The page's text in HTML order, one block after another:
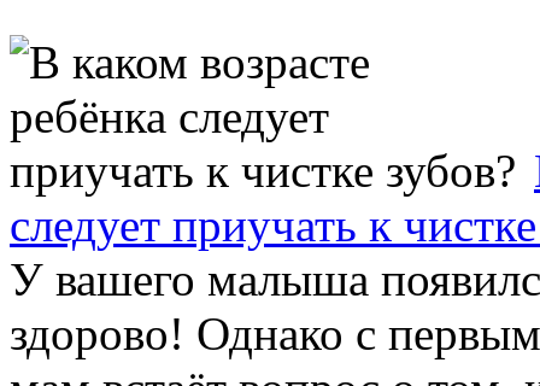
следует приучать к
У вашего малыша
здорово! Однако с